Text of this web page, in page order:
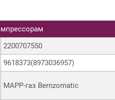
2200707550
9618373(8973036957)
MAPP-газ Bernzomatic